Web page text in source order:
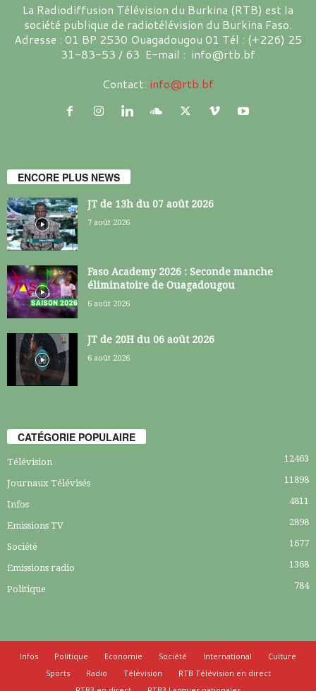
La Radiodiffusion Télévision du Burkina (RTB) est la
société publique de radiotélévision du Burkina Faso.
Adresse : 01 BP 2530 Ouagadougou 01 Tél : (+226) 25
31-83-53 / 63 E-mail : info@rtb.bf
Contact: info@rtb.bf
ENCORE PLUS NEWS
JT de 13h du 07 août 2026
7 août 2026
Faso Academy 2026 : Seconde manche
éliminatoire de Ouagadougou
6 août 2026
JT de 20H du 06 août 2026
6 août 2026
CATÉGORIE POPULAIRE
Télévision 12463
Journaux Télévisés 11898
Infos 4811
Emissions TV 2898
Société 1677
Emissions radio 1368
Politique 784
Infos Politique Economie Société International
Culture
Sports
Radio Télévision
RTB Télévision en direct